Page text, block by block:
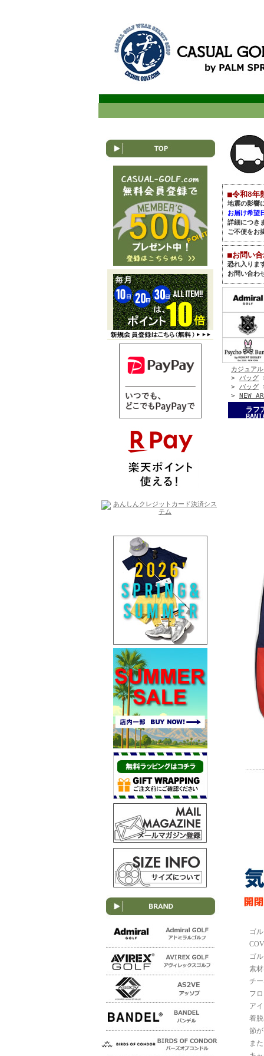
■令和8年
地震の影響
お届け希望
詳細につき
ご不便をお
■お問い
恐れ入りま
お問い合わ
カジュア
> バッグ
> バッグ
> NEW
ラフ
ゴ
ゴ
素
チ
フ
ア
着
節
ま